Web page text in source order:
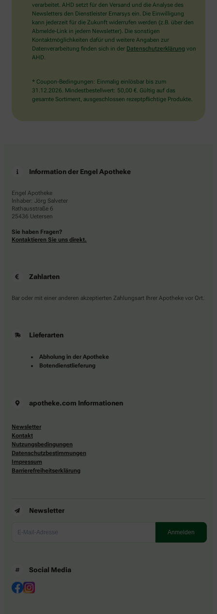
bitte
den
Baum.
verarbeitet. AHD setzt für den Versand und die Analyse des
Newsletters den Dienstleister Emarsys ein. Die Einwilligung
kann jederzeit für die Zukunft widerrufen werden (z.B. über den
Abmelde-Link in jedem Newsletter). Die sonstigen
Kontaktmöglichkeiten dafür und weitere Angaben zur
Datenverarbeitung finden sich in der Datenschutzerklärung von
AHD.
* Coupon-Bedingungen: Einmalig einlösbar bis zum
31.12.2026. Mindestbestellwert: 50,00 €. Gültig auf das
gesamte Sortiment, ausgeschlossen rezeptpflichtige Produkte.
Information der Engel Apotheke
Engel Apotheke
Inhaber: Jörg Salveter
Rathausstraße 6
25436 Uetersen
Sie haben Fragen?
Kontaktieren Sie uns direkt.
Zahlarten
Bar oder mit einer anderen akzeptierten Zahlungsart Ihrer Apotheke vor Ort.
Lieferarten
Abholung in der Apotheke
Botendienstlieferung
apotheke.com Informationen
Newsletter
Kontakt
Nutzungsbedingungen
Datenschutzbestimmungen
Impressum
Barrierefreiheitserklärung
Newsletter
Social Media